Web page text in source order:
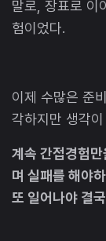
말로, 장표로 이
험이었다.
이제 수많은 준
각하지만 생각
계속 간접경험
며 실패를 해야
또 일어나야 결